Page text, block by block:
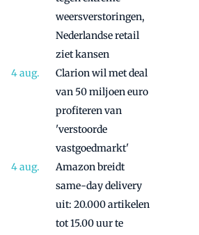
weersverstoringen,
Nederlandse retail
ziet kansen
Clarion wil met deal
van 50 miljoen euro
profiteren van
'verstoorde
vastgoedmarkt'
Amazon breidt
same-day delivery
uit: 20.000 artikelen
tot 15.00 uur te